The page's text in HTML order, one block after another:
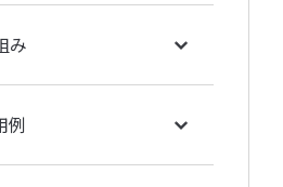
み
例